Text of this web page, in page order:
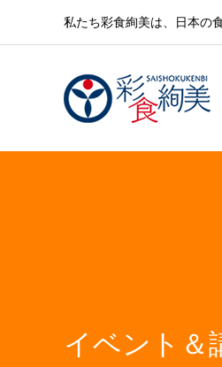
私たち彩食絢美は、日本の
イベント＆